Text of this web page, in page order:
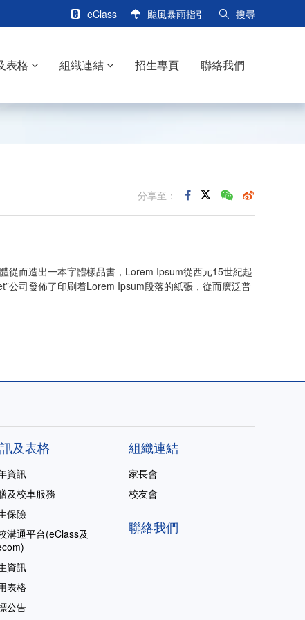
eClass 颱風暴雨指引 搜尋
表格 組織連結 招生專頁 聯絡我們
分享至：
從而造出一本字體樣品書，Lorem Ipsum從西元15世紀起
公司發佈了印刷着Lorem Ipsum段落的紙張，從而廣泛普
及表格
資訊
及校車服務
保險
溝通平台(eClass及
資訊
表格
公告
組織連結
家長會
校友會
聯絡我們